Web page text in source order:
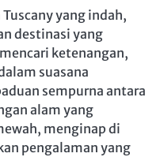
yang indah,
destinasi yang
ketenangan,
suasana
sempurna antara
alam yang
menginap di
pengalaman yang